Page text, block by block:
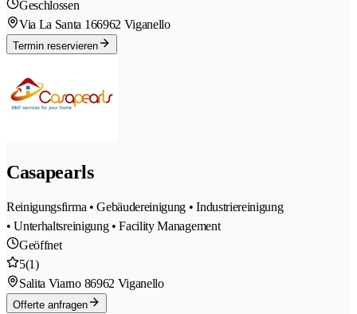
Geschlossen
Via La Santa 166962 Viganello
Termin reservieren
Casapearls
Reinigungsfirma • Gebäudereinigung • Industriereinigung
• Unterhaltsreinigung • Facility Management
Geöffnet
5(1)
Salita Viarno 86962 Viganello
Offerte anfragen